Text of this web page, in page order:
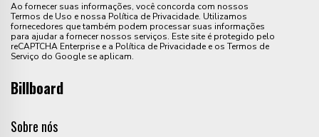
Ao fornecer suas informações, você concorda com nossos
Termos de Uso e nossa Política de Privacidade. Utilizamos
fornecedores que também podem processar suas informações
para ajudar a fornecer nossos serviços. Este site é protegido pelo
reCAPTCHA Enterprise e a Política de Privacidade e os Termos de
Serviço do Google se aplicam.
Billboard
Sobre nós